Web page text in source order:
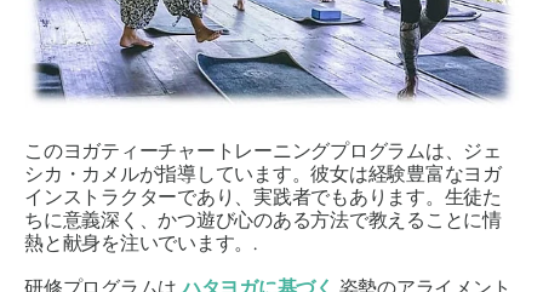
このヨガティーチャートレーニングプログラムは、ジェ
シカ・カメルが指導しています。彼女は経験豊富なヨガ
インストラクターであり、実践者でもあります。生徒た
ちに意義深く、かつ遊び心のある方法で教えることに情
熱と献身を注いでいます。.